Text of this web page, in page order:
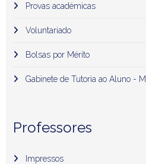
Provas académicas
Voluntariado
Bolsas por Mérito
Gabinete de Tutoria ao Aluno - M
Professores
Impressos